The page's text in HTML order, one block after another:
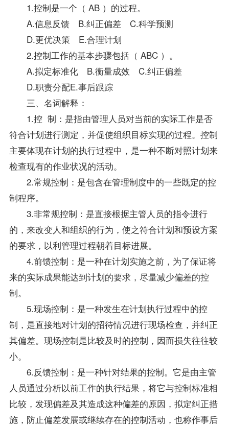
1.控制是一个（ AB ）的过程。
A.信息反馈 B.纠正偏差 C.科学预测
D.更优决策 E.合理计划
2.控制工作的基本步骤包括（ ABC ）。
A.拟定标准化 B.衡量成效 C.纠正偏差
D.职责分配E.事后跟踪
三、名词解释：
1.控 制：是指由管理人员对当前的实际工作是否
符合计划进行测定，并促使组织目标实现的过程。控制
主要体现在计划的执行过程中，是一种不断对照计划来
检查现有的作业状况的活动。
2.常规控制：是包含在管理制度中的一些既定的控
制程序。
3.非常规控制：是直接根据主管人员的指令进行
的，来改变人和组织的行为，使之符合计划和预设方案
的要求，以利管理过程朝着目标进展。
4.前馈控制：是一种在计划实施之前，为了保证将
来的实际成果能达到计划的要求，尽量减少偏差的控
制。
5.现场控制：是一种发生在计划执行过程中的控
制，是直接地对计划的招待情况进行现场检查，并纠正
其偏差。现场控制是比较及时的控制，因而损失往往较
小。
6.反馈控制：是一种针对结果的控制。它是由主管
人员通过分析以前工作的执行结果，将它与控制标准相
比较，发现偏差及其造成这种偏差的原因，拟定纠正措
施，防止偏差发展或继续存在的控制活动，也称作事后